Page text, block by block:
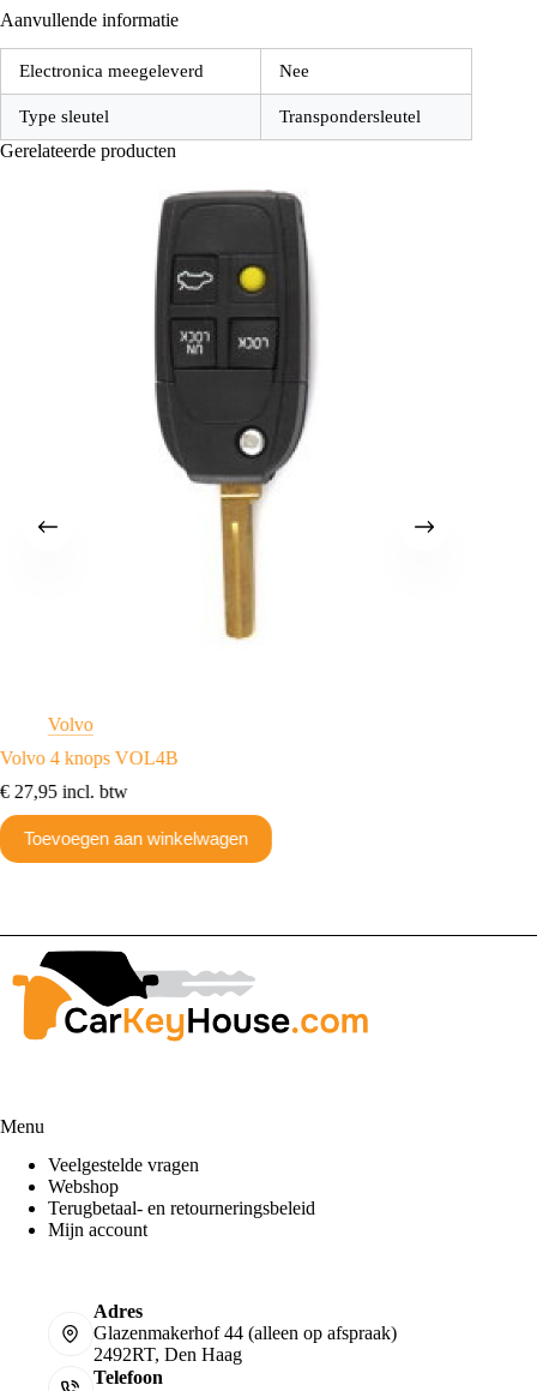
Aanvullende informatie
Electronica meegeleverd Nee
Type sleutel Transpondersleutel
Gerelateerde producten
Volvo
Volvo 4 knops VOL4B
€ 27,95 incl. btw
Toevoegen aan winkelwagen
Menu
Veelgestelde vragen
Webshop
Terugbetaal- en retourneringsbeleid
Mijn account
Adres
Glazenmakerhof 44 (alleen op afspraak)
2492RT, Den Haag
Telefoon